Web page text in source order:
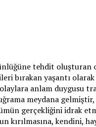
tehdit oluşturan
bırakan yaşantı
anlam duygusu
meydana
gerçekliğini idrak
kırılmasına, kendini,